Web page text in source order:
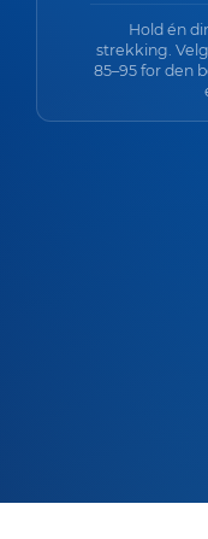
Hold én
strekking.
85–95 for den